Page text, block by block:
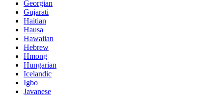
Georgian
Gujarati
Haitian
Hausa
Hawaiian
Hebrew
Hmong
Hungarian
Icelandic
Igbo
Javanese